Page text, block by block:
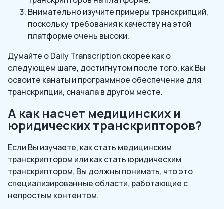
Внимательно изучите примеры транскрипций,
поскольку требования к качеству на этой
платформе очень высоки.
Думайте о Daily Transcription скорее как о
следующем шаге, достигнутом после того, как Вы
освоите канаты и программное обеспечение для
транскрипции, сначала в другом месте.
А как насчет медицинских и
юридических транскрипторов?
Если Вы изучаете, как стать медицинским
транскриптором или как стать юридическим
транскриптором, Вы должны понимать, что это
специализированные области, работающие с
непростым контентом.